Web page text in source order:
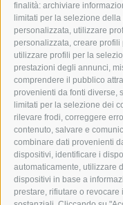
finalità: archiviare
limitati per la selezione
personalizzata, utilizzare
personalizzata, creare
utilizzare profili per la
prestazioni degli annunci,
comprendere il pubblico
provenienti da fonti diverse,
limitati per la selezione dei
rilevare frodi, correggere
contenuto, salvare e
combinare dati provenienti
dispositivi, identificare i
automaticamente, utilizzare
dispositivi in base a
prestare, rifiutare o
GRAFIK@DERERKER.IT
INFO@DERERKER.IT
ERKER
PUBBLICITÀ
PUBBLICITÀ ONLINE
ADDEBITO DIRETTO
REGOLAMENTO
ONLINE VOTING
SERVICE